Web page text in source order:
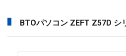
BTOパソコン ZEFT Z57D シ